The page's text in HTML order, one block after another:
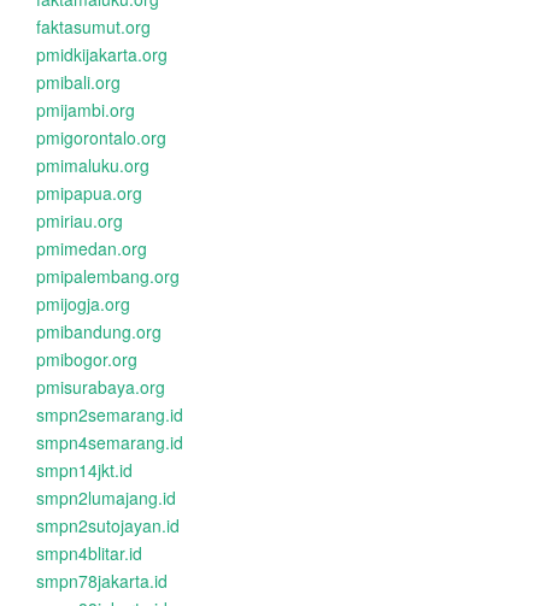
faktasumut.org
pmidkijakarta.org
pmibali.org
pmijambi.org
pmigorontalo.org
pmimaluku.org
pmipapua.org
pmiriau.org
pmimedan.org
pmipalembang.org
pmijogja.org
pmibandung.org
pmibogor.org
pmisurabaya.org
smpn2semarang.id
smpn4semarang.id
smpn14jkt.id
smpn2lumajang.id
smpn2sutojayan.id
smpn4blitar.id
smpn78jakarta.id